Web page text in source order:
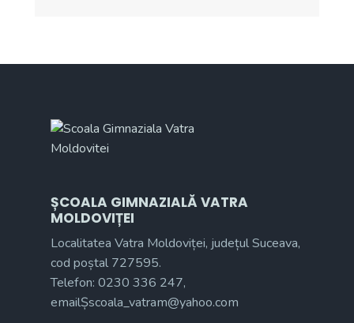
ȘCOALA GIMNAZIALĂ VATRA
MOLDOVIȚEI
Localitatea Vatra Moldoviței, județul Suceava,
cod poștal 727595.
Telefon: 0230 336 247,
emailȘscoala_vatram@yahoo.com